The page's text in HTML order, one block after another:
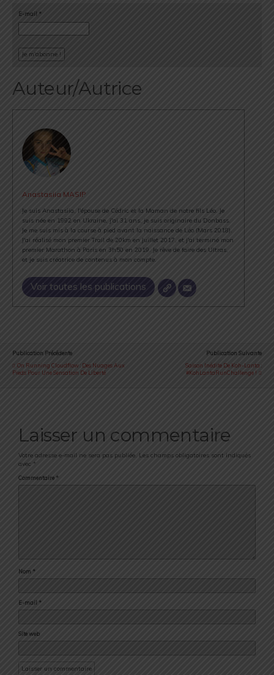
E-mail *
Auteur/Autrice
Anastasiia MASIP
Je suis Anastasiia, l'épouse de Cédric et la Maman de notre fils Léo. Je
suis née en 1992 en Ukraine, j'ai 31 ans, je suis originaire du Donbass.
Je me suis mis à la course à pied avant la naissance de Léo (Mars 2018).
J'ai réalisé mon premier Trail de 20km en Juillet 2017, et j'ai terminé mon
premier Marathon à Paris en 3h50 en 2019. Je rêve de faire des Ultras,
et je suis créatrice de contenus à mon compte.
Voir toutes les publications
Publication Précédente
On Running Cloudflow : Des Nuages Aux
Pieds Pour Une Sensation De Liberté
Publication Suivante
Saison Inédite De Koh-Lanta :
#KohLantaRunChallenge !
Laisser un commentaire
Votre adresse e-mail ne sera pas publiée. Les champs obligatoires sont indiqués
avec *
Commentaire *
Nom *
E-mail *
Site web